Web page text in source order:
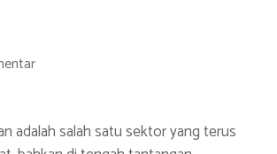
adalah salah satu sektor yang terus